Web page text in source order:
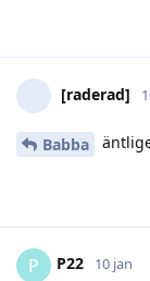
[raderad]
Babba
P P22 10 jan